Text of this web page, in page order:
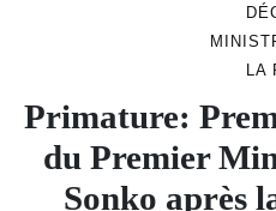
LA
Primature:
du Premier
Sonko après